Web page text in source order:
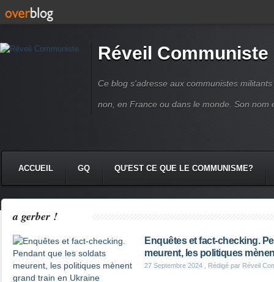
Réveil Communiste
Ce blog s'adresse aux communistes
non, en France ou dans le monde. Son nom
ACCUEIL GQ QU'EST CE QUE LE COMMUNISME?
a gerber !
Enquêtes et fact-checking.
meurent, les politiques
27 Septembre 2024 , Rédigé par Réveil